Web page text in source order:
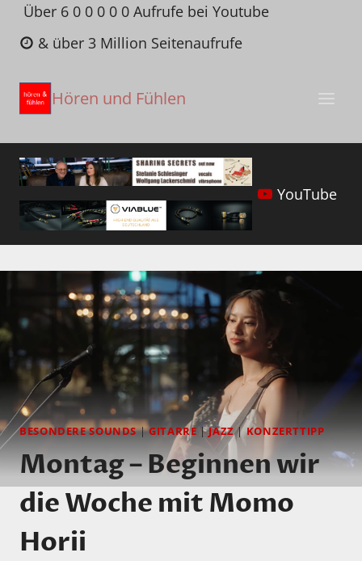
Zum
Inhalt
springen
Über 6 0 0 0 0 0 Aufrufe bei Youtube
& über 3 Million Seitenaufrufe
Hören und Fühlen
YouTube
BESONDERE SOUNDS|GITARRE |JAZZ|KONZERTTIPP
Montag – Beginnen wir
die Woche mit Momo
Horii